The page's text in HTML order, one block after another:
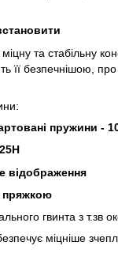
та стабільну
її безпечнішою,
пружини -
відображення
пряжкою
гвинта з т.зв
міцніше